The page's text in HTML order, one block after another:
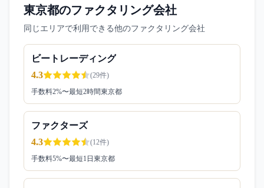
東京都のファクタリング会社
同じエリアで利用できる他のファクタリング会社
ビートレーディング
4.3
(29件)
手数料2%〜最短2時間東京都
ファクターズ
4.3
(12件)
手数料5%〜最短1日 東京都